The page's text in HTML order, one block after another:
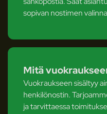
sopivan nostimen
Mitä
Vuokraukseen sisältyy
henkilönostin.
ja tarvittaessa